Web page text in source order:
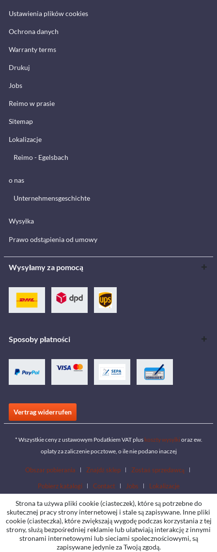
Ustawienia plików cookies
Ochrona danych
Warranty terms
Drukuj
Jobs
Reimo w prasie
Sitemap
Lokalizacje
Reimo - Egelsbach
o nas
Unternehmensgeschichte
Wysyłka
Prawo odstąpienia od umowy
Wysyłamy za pomocą
Sposoby płatności
Vertrag widerrufen
* Wszystkie ceny z ustawowym Podatkiem VAT plus koszty wysyłki oraz ew.
opłaty za zaliczenie pocztowe, o ile nie podano inaczej
Obszar pobierania Znajdź sklep Zostań sprzedawcą
Pobierz katalogi Contact Jobs Lokalizacje
Strona ta używa pliki cookie (ciasteczek), które są potrzebne do
skutecznej pracy strony internetowej i stale są zapisywane. Inne pliki
cookie (ciasteczka), które zwiększają wygodę podczas korzystania z tej
strony, służą bezpośredniej reklamie lub ułatwiają interakcję z innymi
stronami internetowymi lub sieciami społecznościowymi, są
zapisywane jedynie za Twoją zgodą.